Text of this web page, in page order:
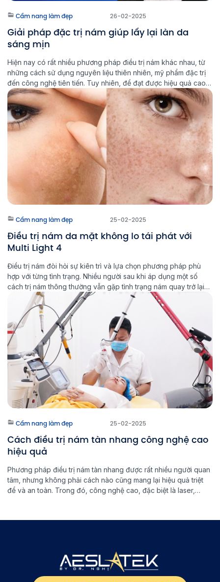
Cẩm nang làm đẹp 26-02-2025
Giải pháp đặc trị nám giúp lấy lại làn da
sáng mịn
Hiện nay có rất nhiều phương pháp điều trị nám khác nhau, từ
những cách sử dụng nguyên liệu thiên nhiên, mỹ phẩm đặc trị
đến công nghệ tiên tiến. Tuy nhiên, để đạt được hiệu quả cao
và ngăn ngừa nám quay trở lại, việc lựa chọn đúng phương
pháp đặc trị nám là […]
Cẩm nang làm đẹp 25-02-2025
Điều trị nám da mặt không lo tái phát với
Multi Light 4
Điều trị nám đòi hỏi sự kiên trì và lựa chọn phương pháp phù
hợp với từng tình trạng. Nhiều người sau khi áp dụng một số
cách trị nám thông thường vẫn gặp tình trạng nám quay trở lại
chỉ sau vài tháng. Với sự phát triển của công nghệ hiện đại,
Multi Light […]
Cẩm nang làm đẹp 25-02-2025
Cách điều trị nám tàn nhang công nghệ cao
hiệu quả
Phương pháp điều trị nám tàn nhang được rất nhiều người quan
tâm, nhưng không phải cách nào cũng mang lại hiệu quả triệt
để và an toàn. Trong đó, công nghệ cao, đặc biệt là laser,